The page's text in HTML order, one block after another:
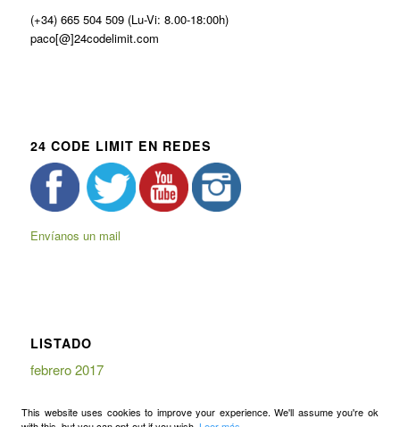
(+34) 665 504 509 (Lu-Vi: 8.00-18:00h)
paco[@]24codelimit.com
24 CODE LIMIT EN REDES
Envíanos un mail
LISTADO
febrero 2017
This website uses cookies to improve your experience. We'll assume you're ok